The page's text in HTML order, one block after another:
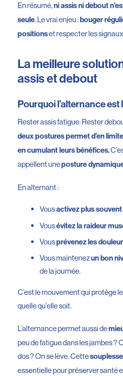
En résumé,ni assis ni debout
seule. Le vrai enjeu :bouger
positionset respecter les
La meilleure
assis et debout
Pourquoi l’alternance est
Rester assis fatigue. Rester
deux postures permet d’en
en cumulant leurs bénéfices.
appellent uneposture
En alternant :
Vousactivez plus
Vousévitez la raideur
Vousprévenez les
Vous maintenezun bon
de la journée.
C’est le mouvement qui protège
quelle qu’elle soit.
L’alternance permet aussi de
peu de fatigue dans les jambes ?
dos ? On se lève. Cette
essentielle pour préserver santé